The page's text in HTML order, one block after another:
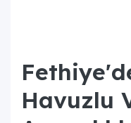
Havuzlu